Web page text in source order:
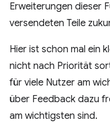
Erweiterungen dieser
versendeten Teile
Hier ist schon mal ein
nicht nach Priorität
für viele Nutzer am
über Feedback dazu
am wichtigsten sind.